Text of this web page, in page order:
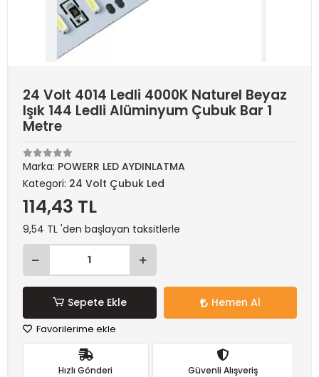
24 Volt 4014 Ledli 4000K Naturel Beyaz
Işık 144 Ledli Alüminyum Çubuk Bar 1
Metre
Marka: POWERR LED AYDINLATMA
Kategori: 24 Volt Çubuk Led
114,43 TL
9,54 TL 'den başlayan taksitlerle
Sepete Ekle Hemen Al
Favorilerime ekle
Hızlı Gönderi Güvenli Alışveriş